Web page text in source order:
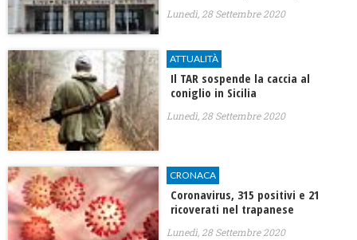
Lunedì, 28 Settembre 2020
ATTUALITÀ
Il TAR sospende la caccia al
coniglio in Sicilia
Lunedì, 28 Settembre 2020
CRONACA
Coronavirus, 315 positivi e 21
ricoverati nel trapanese
Lunedì, 28 Settembre 2020